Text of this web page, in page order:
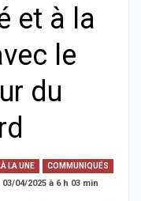
et à la
le
du
LA UNE COMMUNIQUÉS
03/04/2025 à 6 h 03 min